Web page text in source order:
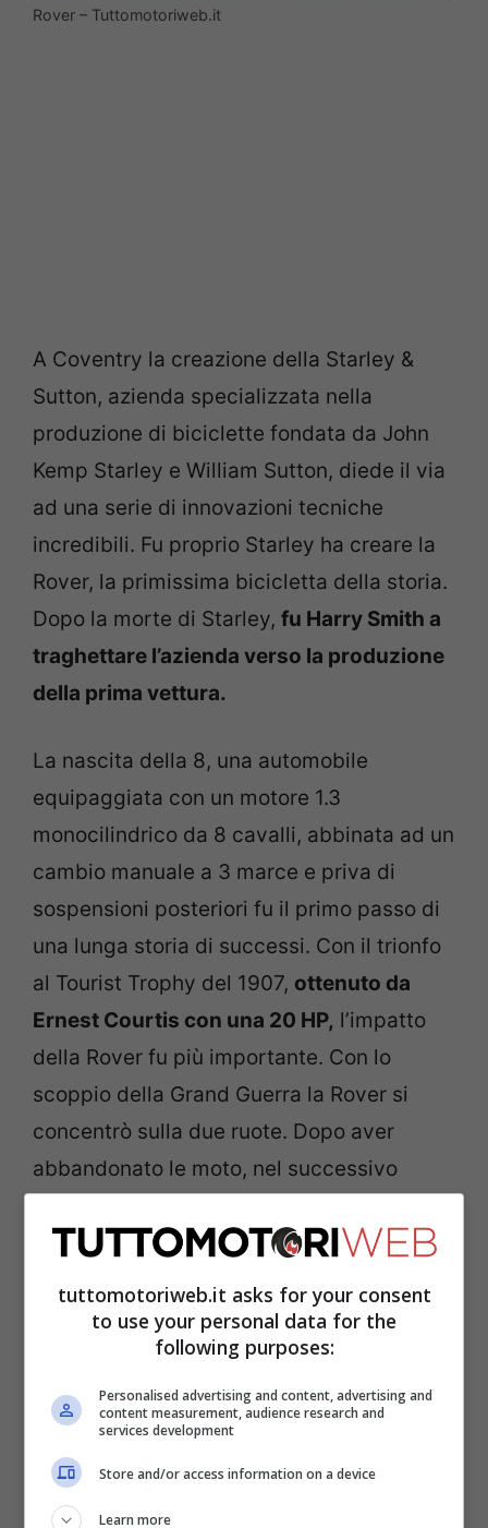
Rover – Tuttomotoriweb.it
A Coventry la creazione della Starley &
Sutton, azienda specializzata nella
produzione di biciclette fondata da John
Kemp Starley e William Sutton, diede il via
ad una serie di innovazioni tecniche
incredibili. Fu proprio Starley ha creare la
Rover, la primissima bicicletta della storia.
Dopo la morte di Starley, fu Harry Smith a
traghettare l’azienda verso la produzione
della prima vettura.
La nascita della 8, una automobile
equipaggiata con un motore 1.3
monocilindrico da 8 cavalli, abbinata ad un
cambio manuale a 3 marce e priva di
sospensioni posteriori fu il primo passo di
una lunga storia di successi. Con il trionfo
al Tourist Trophy del 1907, ottenuto da
Ernest Courtis con una 20 HP, l’impatto
della Rover fu più importante. Con lo
scoppio della Grand Guerra la Rover si
concentrò sulla due ruote. Dopo aver
abbandonato le moto, nel successivo
produzioni di elementi per aeroplani.
tuttomotoriweb.it asks for your consent
to use your personal data for the
following purposes:
Personalised advertising and content, advertising and
content measurement, audience research and
services development
Store and/or access information on a device
Learn more